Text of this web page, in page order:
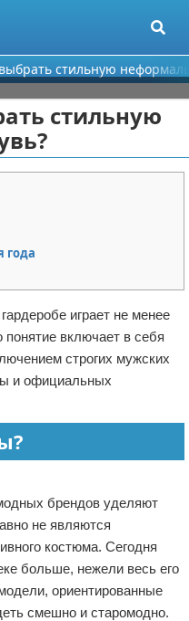
стильную
стильную
года
играет не менее
включает в себя
строгих мужских
и официальных
брендов уделяют
не являются
костюма. Сегодня
больше, нежели весь его
ориентированные
смешно и старомодно.